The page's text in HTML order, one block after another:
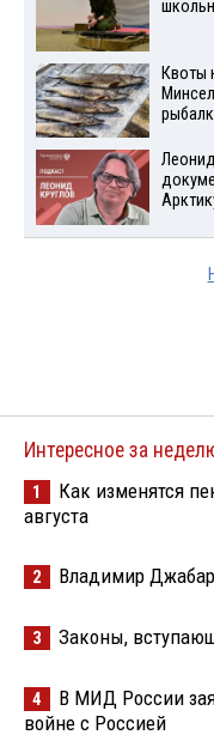
Квоты
Интересное за
1
Как изменятся
августа
2 Владимир
3 Законы,
4
В МИД России
войне с Россией